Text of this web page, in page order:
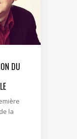
DU
la